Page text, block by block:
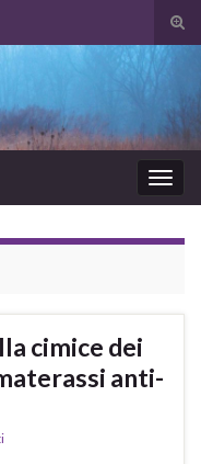
il
la
cimice dei
anti-